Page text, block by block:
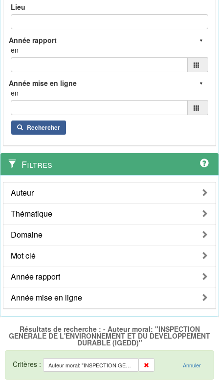
Lieu
en
en
Rechercher
Filtres
Auteur
Thématique
Domaine
Mot clé
Année rapport
Année mise en ligne
Résultats de recherche : - Auteur moral: "INSPECTION
GENERALE DE L'ENVIRONNEMENT ET DU DEVELOPPEMENT
DURABLE (IGEDD)"
Critères : Auteur moral: "INSPECTION GENERALE DE L'ENVIRONNEMENT ET DU DEVELOPPEMENT DURABLE (IGEDD)" Annuler